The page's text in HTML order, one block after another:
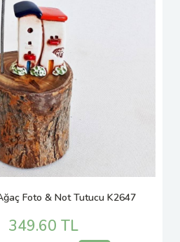
Foto & Not Tutucu K2647
349.60 TL